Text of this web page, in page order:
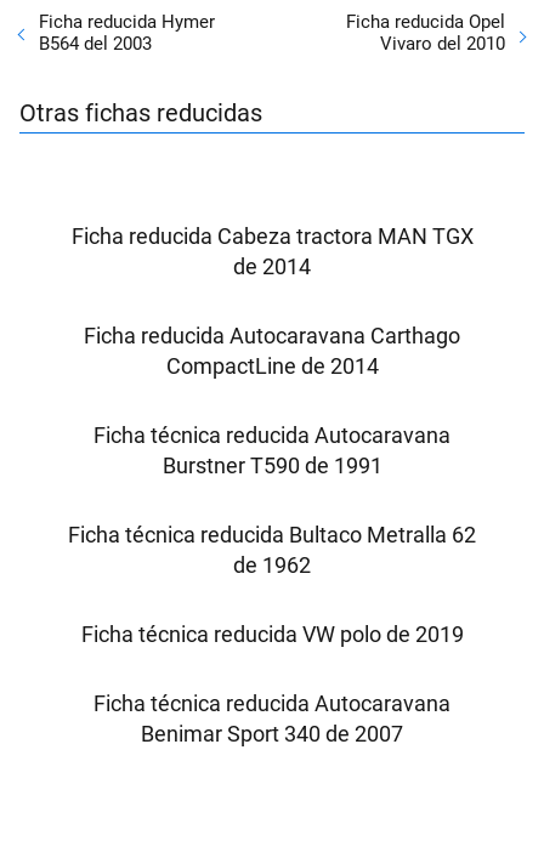
Ficha reducida Hymer
B564 del 2003
Ficha reducida Opel
Vivaro del 2010
Otras fichas reducidas
Ficha reducida Cabeza tractora MAN TGX
de 2014
Ficha reducida Autocaravana Carthago
CompactLine de 2014
Ficha técnica reducida Autocaravana
Burstner T590 de 1991
Ficha técnica reducida Bultaco Metralla 62
de 1962
Ficha técnica reducida VW polo de 2019
Ficha técnica reducida Autocaravana
Benimar Sport 340 de 2007